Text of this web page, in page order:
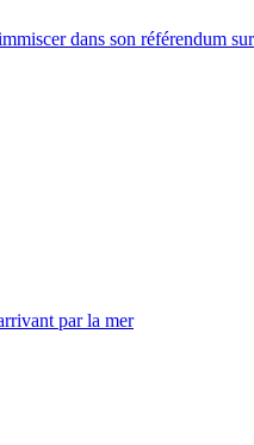
dans son référendum
par la mer